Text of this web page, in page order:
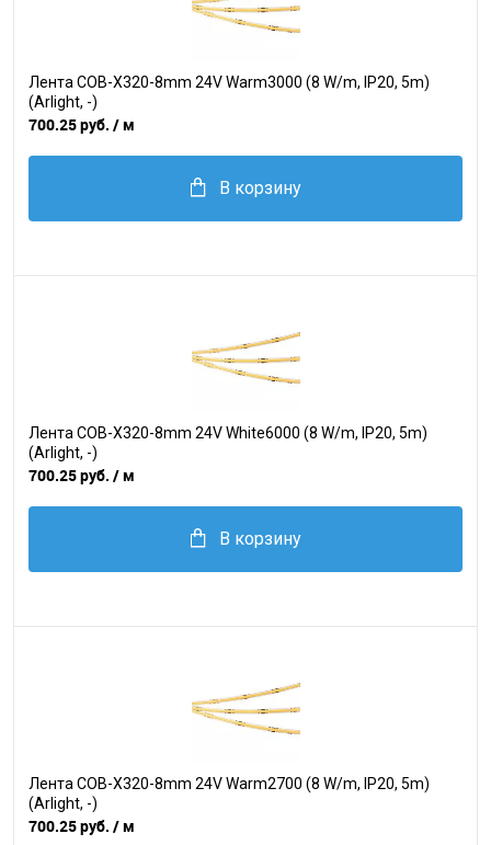
Лента COB-X320-8mm 24V Warm3000 (8 W/m, IP20, 5m)
(Arlight, -)
700.25 руб. / м
В корзину
Лента COB-X320-8mm 24V White6000 (8 W/m, IP20, 5m)
(Arlight, -)
700.25 руб. / м
В корзину
Лента COB-X320-8mm 24V Warm2700 (8 W/m, IP20, 5m)
(Arlight, -)
700.25 руб. / м